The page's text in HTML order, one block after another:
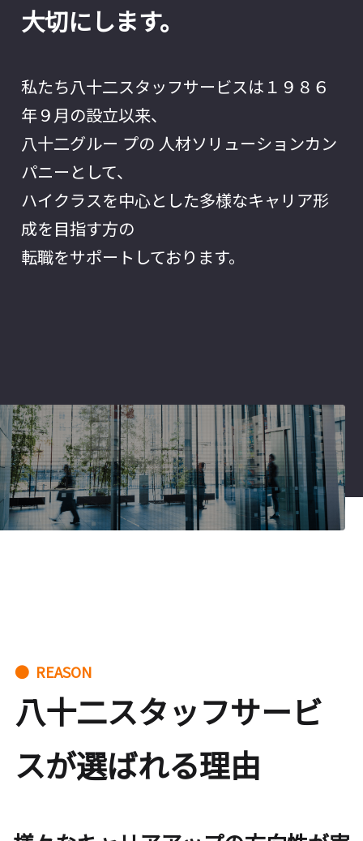
大切にします。
私たち八十二スタッフサービスは１９８６
年９月の設立以来、
八十二グルー プの 人材ソリューションカン
パニーとして、
ハイクラスを中心とした多様なキャリア形
成を目指す方の
転職をサポートしております。
● REASON
八十二スタッフサービ
スが選ばれる理由